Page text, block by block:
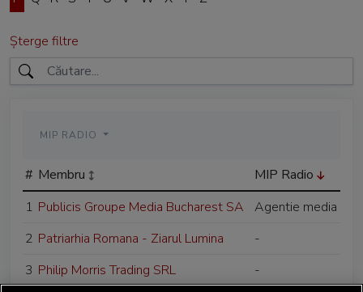
Șterge filtre
MIP RADIO
# Membru
MIP Radio
1 Publicis Groupe Media Bucharest SA
Agentie media
2 Patriarhia Romana - Ziarul Lumina
-
3 Philip Morris Trading SRL
-